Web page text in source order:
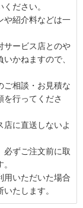
ださい。
や紹介料などは一
サービス店とのや
かねますので、
ご相談・お見積な
を行ってくださ
店に直送しないよ
必ずご注文前に取
用いただいた場合
たします。